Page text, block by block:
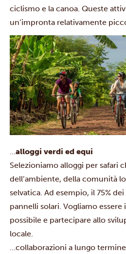
ciclismo e la canoa. Queste
un’impronta relativamente
…alloggi verdi ed equi
Selezioniamo alloggi per safari
dell’ambiente, della comunità
selvatica. Ad esempio, il 75%
pannelli solari. Vogliamo
possibile e partecipare allo
locale.
…collaborazioni a lungo termine